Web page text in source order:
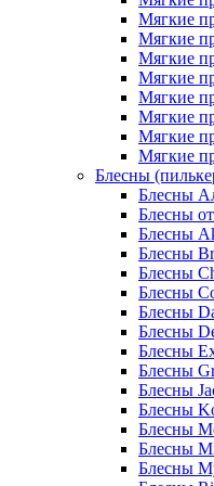
Мягкие
Мягкие
Мягкие
Мягкие
Мягкие
Мягкие
Мягкие
Мягкие
Блесны
Блесны
Блесны
Блесны
Блесны
Блесны
Блесны
Блесны
Блесны
Блесны
Блесны
Блесны
Блесны
Блесны
Блесны
Блесны